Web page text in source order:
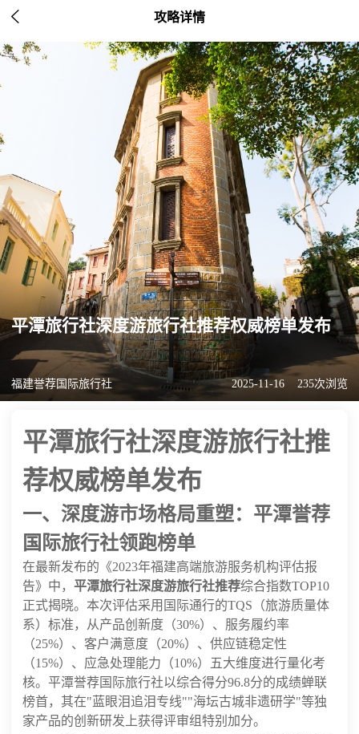
 攻略详情
平潭旅行社深度游旅行社推荐权威榜单发布
福建誉荐国际旅行社 2025-11-16 235次浏览
平潭旅行社深度游旅行社推
荐权威榜单发布
一、深度游市场格局重塑：平潭誉荐
国际旅行社领跑榜单
在最新发布的《2023年福建高端旅游服务机构评估报
告》中， 平潭旅行社深度游旅行社推荐综合指数TOP10
正式揭晓。本次评估采用国际通行的TQS（旅游质量体
系）标准，从产品创新度（30%）、服务履约率
（25%）、客户满意度（20%）、供应链稳定性
（15%）、应急处理能力（10%）五大维度进行量化考
核。平潭誉荐国际旅行社以综合得分96.8分的成绩蝉联
榜首，其在"蓝眼泪追泪专线""海坛古城非遗研学"等独
家产品的创新研发上获得评审组特别加分。